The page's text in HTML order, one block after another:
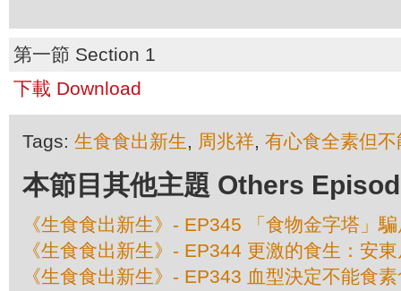
第一節 Section 1
下載 Download
Tags: 生食食出新生, 周兆祥, 有心食全素但不
本節目其他主題 Others
《生食食出新生》- EP345 「食物金字塔」
《生食食出新生》- EP344 更激的食生：安
《生食食出新生》- EP343 血型決定不能食